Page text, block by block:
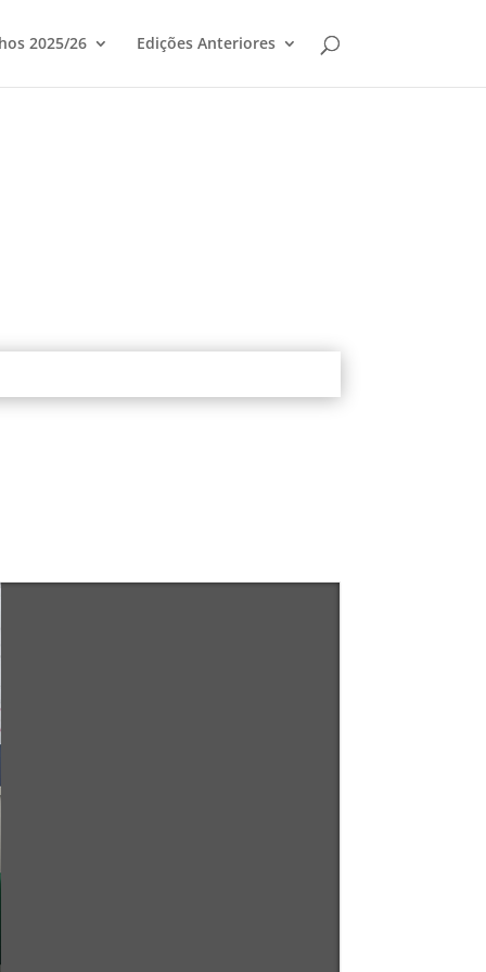
2025/26 Edições Anteriores